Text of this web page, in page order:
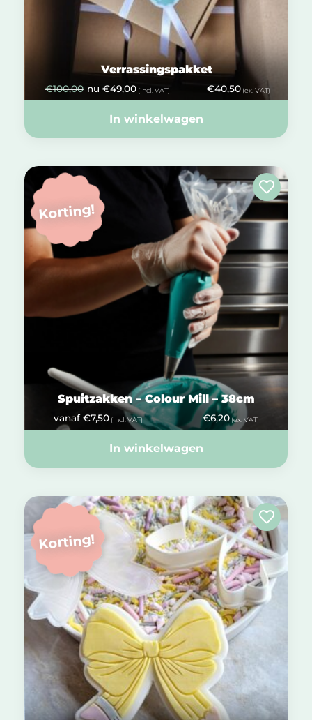
Verrassingspakket
€100,00 nu €49,00(incl. VAT) €40,50 (ex. VAT)
In winkelwagen
Korting!
Spuitzakken – Colour Mill – 38cm
vanaf €7,50 (incl. VAT) €6,20 (ex. VAT)
In winkelwagen
Korting!